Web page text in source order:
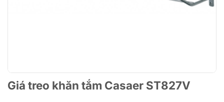
Giá treo khăn tắm Casaer ST827V